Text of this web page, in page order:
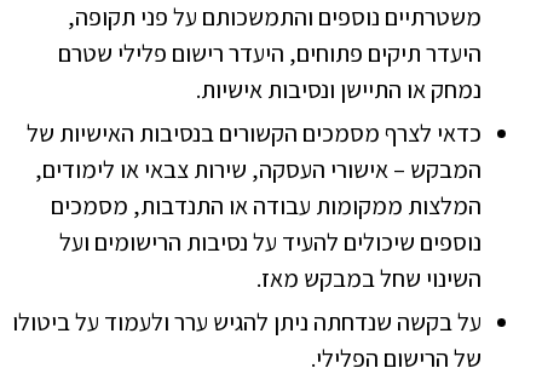
משטרתיים נוספים והתמשכותם על פני תקופה,
היעדר תיקים פתוחים, היעדר רישום פלילי שטרם
נמחק או התיישן ונסיבות אישיות.
כדאי לצרף מסמכים הקשורים בנסיבות האישיות של
המבקש – אישורי העסקה, שירות צבאי או לימודים,
המלצות ממקומות עבודה או התנדבות, מסמכים
נוספים שיכולים להעיד על נסיבות הרישומים ועל
השינוי שחל במבקש מאז.
על בקשה שנדחתה ניתן להגיש ערר ולעמוד על ביטולו
של הרישום הפלילי.